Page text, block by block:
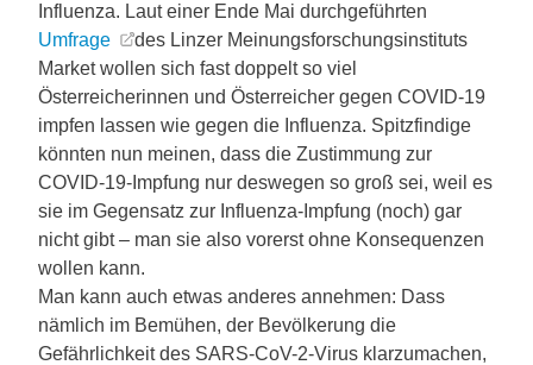
Influenza. Laut einer Ende Mai durchgeführten
Umfrage
des Linzer Meinungsforschungsinstituts
Market wollen sich fast doppelt so viel
Österreicherinnen und Österreicher gegen COVID-19
impfen lassen wie gegen die Influenza. Spitzfindige
könnten nun meinen, dass die Zustimmung zur
COVID-19-Impfung nur deswegen so groß sei, weil es
sie im Gegensatz zur Influenza-Impfung (noch) gar
nicht gibt – man sie also vorerst ohne Konsequenzen
wollen kann.
Man kann auch etwas anderes annehmen: Dass
nämlich im Bemühen, der Bevölkerung die
Gefährlichkeit des SARS-CoV-2-Virus klarzumachen,